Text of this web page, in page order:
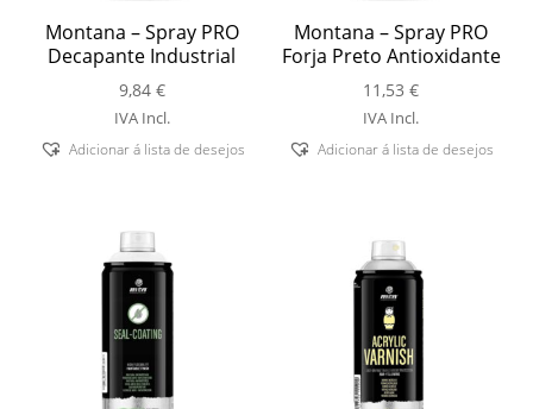
Montana – Spray PRO
Decapante Industrial
9,84 €
IVA Incl.
Adicionar á lista de desejos
Montana – Spray PRO
Forja Preto Antioxidante
11,53€
IVA Incl.
Adicionar á lista de desejos